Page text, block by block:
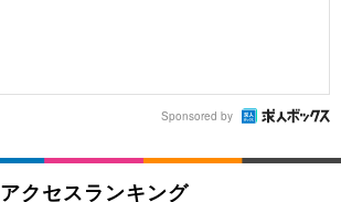
Sponsored by
アクセスランキング